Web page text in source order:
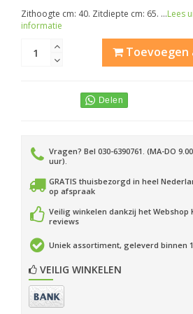
Zithoogte cm: 40. Zitdiepte cm: 65. ...Lees
informatie
Toevoegen
Vragen? Bel 030-6390761. (MA-DO
uur).
GRATIS thuisbezorgd in heel
op afspraak
Veilig winkelen dankzij het
reviews
Uniek assortiment, geleverd binnen
VEILIG WINKELEN